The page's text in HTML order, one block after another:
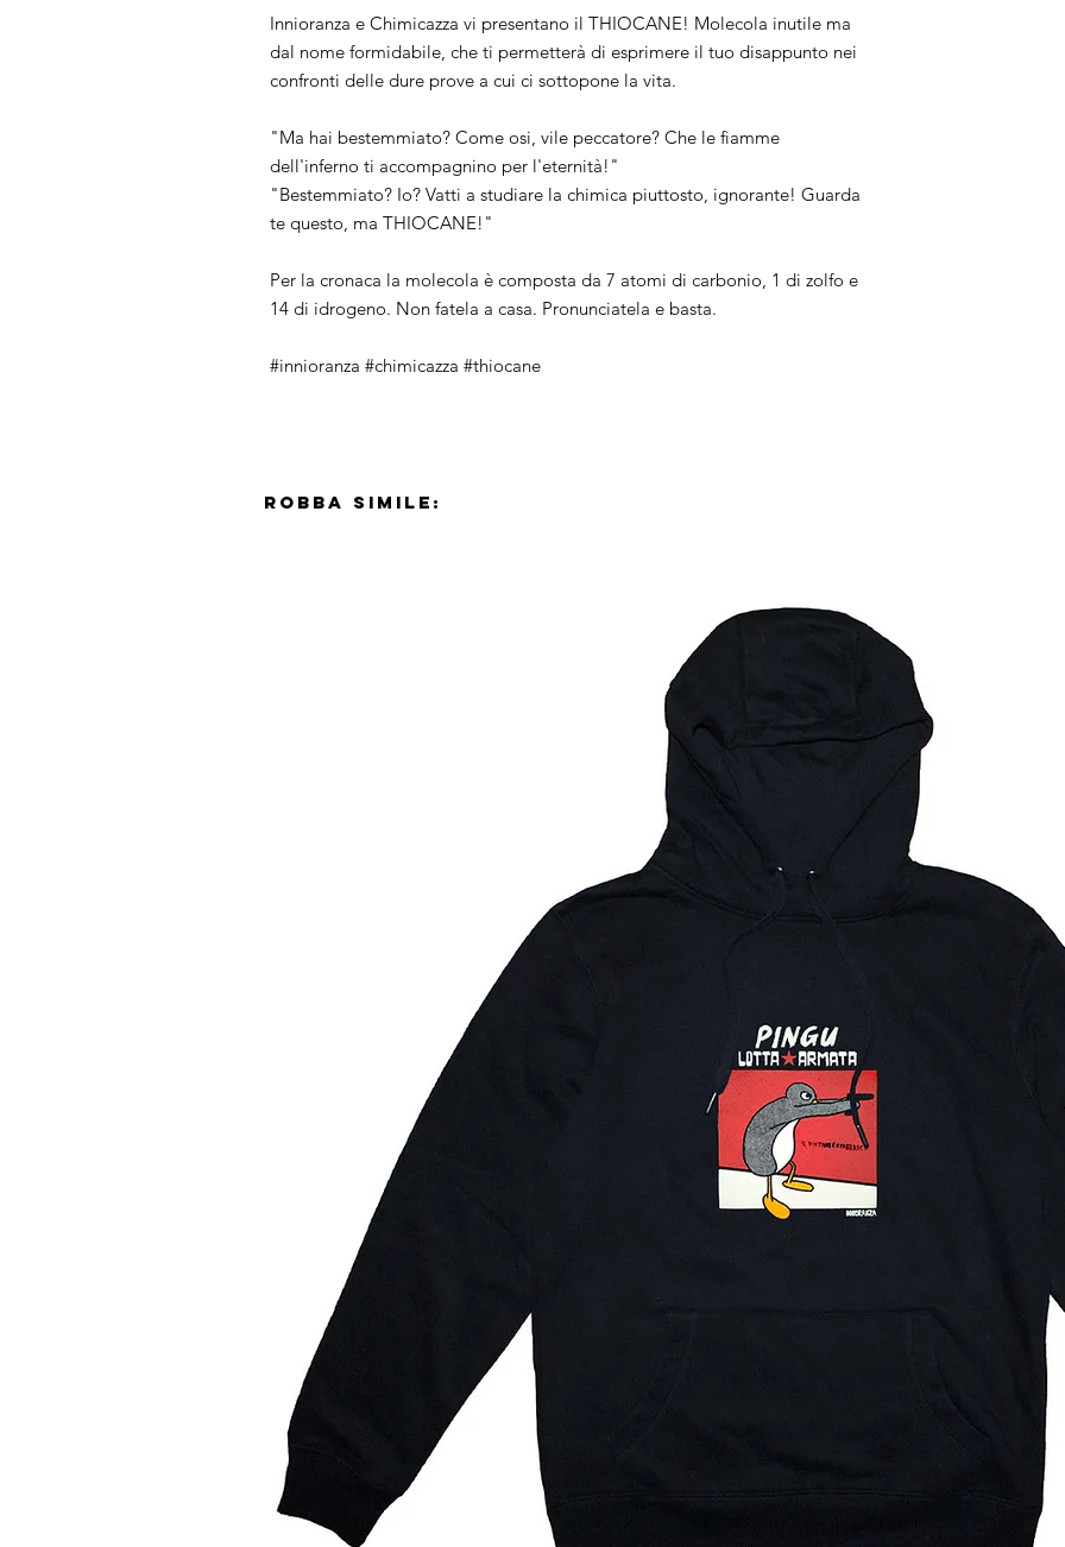
Innioranza e Chimicazza vi presentano il THIOCANE! Molecola inutile ma
dal nome formidabile, che ti permetterà di esprimere il tuo disappunto nei
confronti delle dure prove a cui ci sottopone la vita.
"Ma hai bestemmiato? Come osi, vile peccatore? Che le fiamme
dell'inferno ti accompagnino per l'eternità!"
"Bestemmiato? Io? Vatti a studiare la chimica piuttosto, ignorante! Guarda
te questo, ma THIOCANE!"
Per la cronaca la molecola è composta da 7 atomi di carbonio, 1 di zolfo e
14 di idrogeno. Non fatela a casa. Pronunciatela e basta.
#innioranza #chimicazza #thiocane
Robba simile: